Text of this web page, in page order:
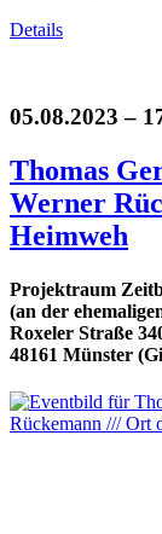
Details
05.08.2023 –
Thomas
Werner
Heimweh
Projektraum
(an der
Roxeler Straße
48161 Münster